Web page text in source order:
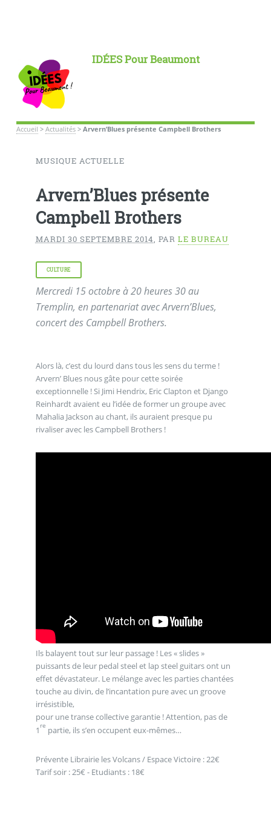
IDÉES Pour Beaumont
Accueil > Actualités> Arvern’Blues présente Campbell Brothers
MUSIQUE ACTUELLE
Arvern’Blues présente
Campbell Brothers
MARDI 30 SEPTEMBRE 2014, PAR LE BUREAU
CULTURE
Mercredi 15 octobre à 20 heures 30 au
Tremplin, en partenariat avec Arvern’Blues,
concert des Campbell Brothers.
Alors là, c’est du lourd dans tous les sens du terme !
Arvern’ Blues nous gâte pour cette soirée
exceptionnelle ! Si Jimi Hendrix, Eric Clapton et Django
Reinhardt avaient eu l’idée de former un groupe avec
Mahalia Jackson au chant, ils auraient presque pu
rivaliser avec les Campbell Brothers !
Ils balayent tout sur leur passage ! Les « slides »
puissants de leur pedal steel et lap steel guitars ont un
effet dévastateur. Le mélange avec les parties chantées
touche au divin, de l’incantation pure avec un groove
irrésistible,
pour une transe collective garantie ! Attention, pas de
1 re partie, ils s’en occupent eux-mêmes…
Prévente Librairie les Volcans / Espace Victoire : 22€
Tarif soir : 25€ - Etudiants : 18€